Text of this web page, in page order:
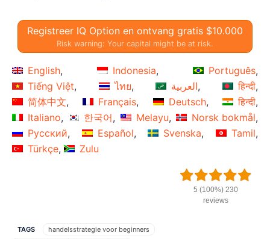
Registreer IQ Option en ontvang gratis $10.000
Risk warning: Your capital might be at risk.
English Indonesia
Português
Tiếng Việt
ไทย العربية
हिन्दी
简体中文
Français Deutsch
हिन्दी
Italiano
한국어 Melayu
Norsk bokmål
Русский
Español Svenska
Tamil
Türkçe
Zulu
5 (100%) 230
reviews
TAGS
handelsstrategie voor beginners